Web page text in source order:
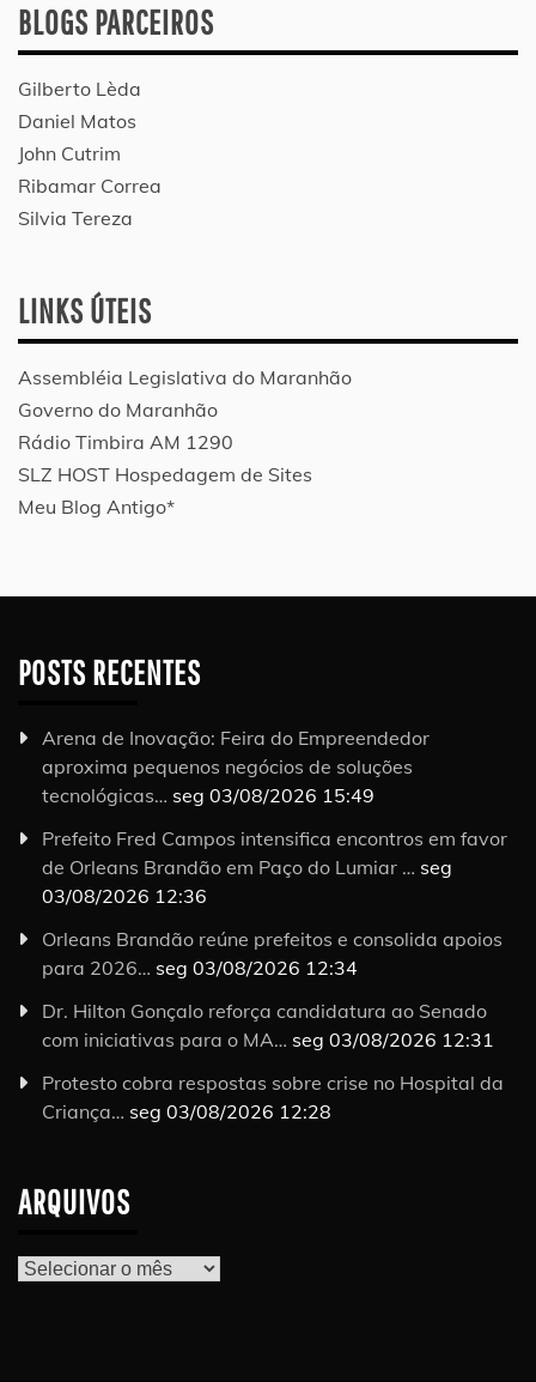
BLOGS PARCEIROS
Gilberto Lèda
Daniel Matos
John Cutrim
Ribamar Correa
Silvia Tereza
LINKS ÚTEIS
Assembléia Legislativa do Maranhão
Governo do Maranhão
Rádio Timbira AM 1290
SLZ HOST Hospedagem de Sites
Meu Blog Antigo*
POSTS RECENTES
Arena de Inovação: Feira do Empreendedor
aproxima pequenos negócios de soluções
tecnológicas… seg 03/08/2026 15:49
Prefeito Fred Campos intensifica encontros em favor
de Orleans Brandão em Paço do Lumiar … seg
03/08/2026 12:36
Orleans Brandão reúne prefeitos e consolida apoios
para 2026… seg 03/08/2026 12:34
Dr. Hilton Gonçalo reforça candidatura ao Senado
com iniciativas para o MA… seg 03/08/2026 12:31
Protesto cobra respostas sobre crise no Hospital da
Criança… seg 03/08/2026 12:28
ARQUIVOS
Arquivos